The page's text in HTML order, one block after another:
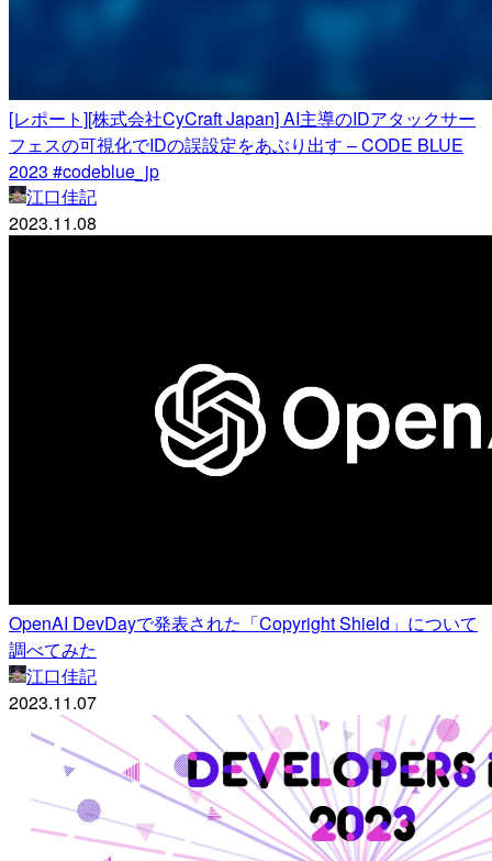
[レポート][株式会社CyCraft Japan] AI主導のIDアタックサー
フェスの可視化でIDの誤設定をあぶり出す – CODE BLUE
2023 #codeblue_jp
江口佳記
2023.11.08
OpenAI DevDayで発表された「Copyright Shield」について
調べてみた
江口佳記
2023.11.07